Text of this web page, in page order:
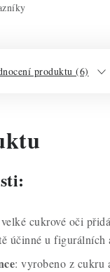
produktu (6)
cukrové oči
účinné u figurálních
: vyrobeno z cukru